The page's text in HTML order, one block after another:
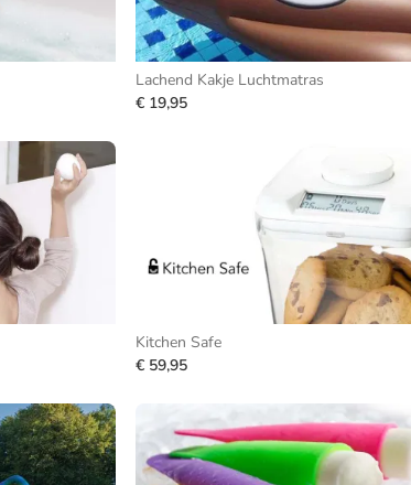
Lachend Kakje Luchtmatras
€ 19,95
Kitchen Safe
€ 59,95